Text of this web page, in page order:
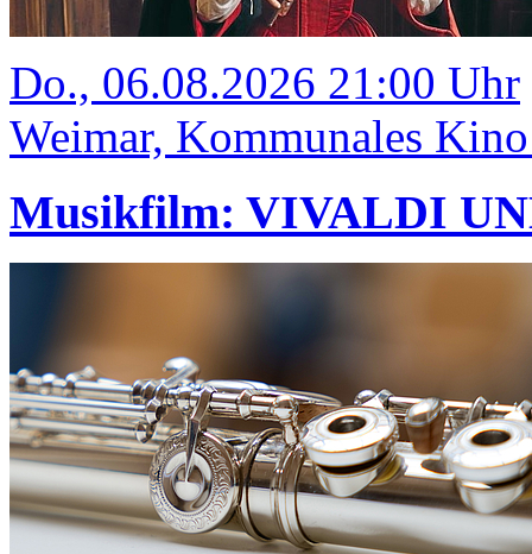
Do., 06.08.2026 21:00 Uhr
Weimar, Kommunales
Musikfilm: VIVALDI